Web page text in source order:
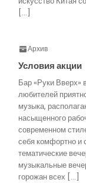
[…]
Архив
Условия акции
Бар «Руки Вверх»
любителей
музыка,
насыщенного
современном
себя комфортно и
тематические
музыкальные
горожан всех […]